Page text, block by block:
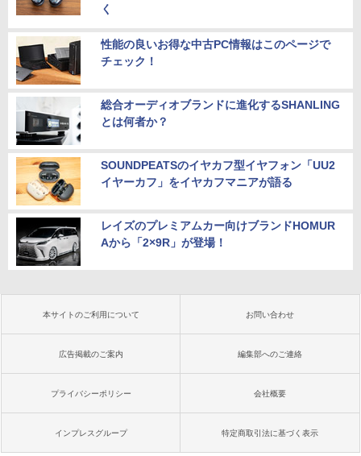
く
性能の良いお得な中古PC情報はこのページで
チェック！
総合オーディオブランドに進化するSHANLING
とは何者か？
SOUNDPEATSのイヤカフ型イヤフォン「UU2
イヤーカフ」をイヤカフマニアが語る
レイズのプレミアムカー向けブランドHOMUR
Aから「2×9R」が登場！
本サイトのご利用について お問い合わせ
広告掲載のご案内 編集部へのご連絡
プライバシーポリシー 会社概要
インプレスグループ 特定商取引法に基づく表示